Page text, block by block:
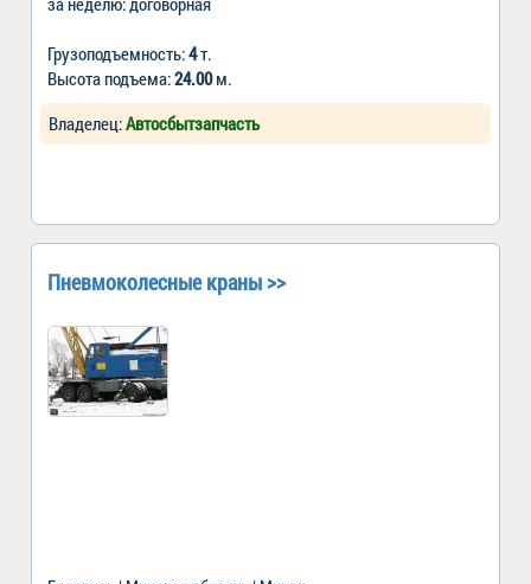
Грузоподъемность:4т.
Высота подъема:24.00м.
Владелец:Автосбытзапчасть
Пневмоколесные краны >>